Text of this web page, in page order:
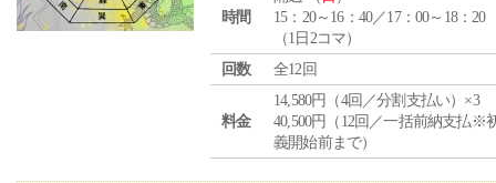
時間
15：20～16：40／17：00～18：20
（1日2コマ）
回数
全12回
料金
14,580円（4回／分割支払い）×3
40,500円（12回／一括前納支払※
義開始前まで）